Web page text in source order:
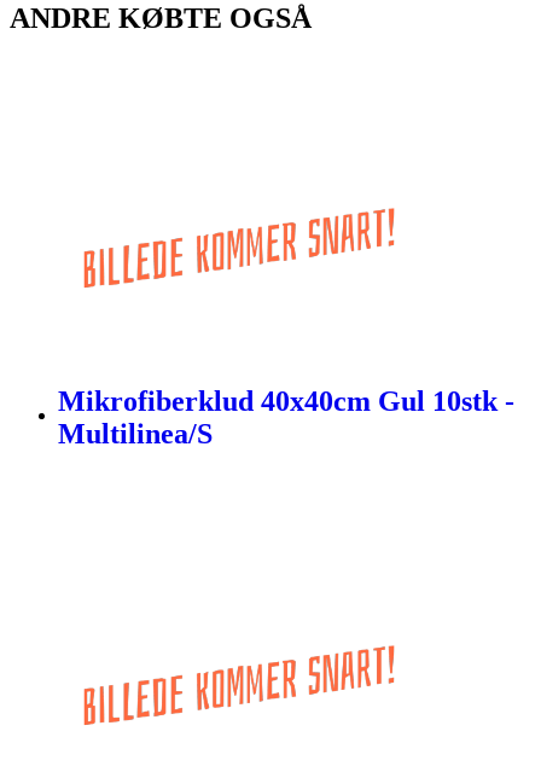
ANDRE KØBTE OGSÅ
Mikrofiberklud 40x40cm Gul 10stk -
Multilinea/S